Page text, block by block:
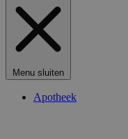
Menu sluiten
Apotheek